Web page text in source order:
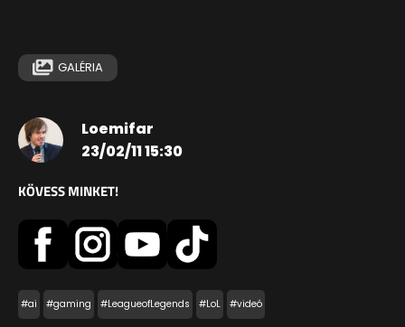
GALÉRIA
Loemifar
23/02/11 15:30
KÖVESS MINKET!
#ai #gaming #LeagueofLegends #LoL #videó